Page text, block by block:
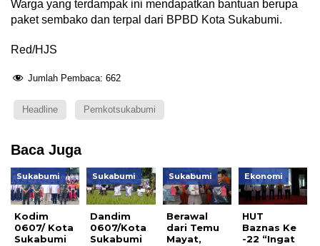
Warga yang terdampak ini mendapatkan bantuan berupa
paket sembako dan terpal dari BPBD Kota Sukabumi.
Red/HJS
Jumlah Pembaca: 662
Headline Pemkotsukabumi
Baca Juga
Sukabumi
Kodim
0607/ Kota
Sukabumi
Sukabumi
Dandim
0607/Kota
Sukabumi
Sukabumi
Berawal
dari Temu
Mayat,
Ekonomi
HUT
Baznas Ke
-22 “Ingat